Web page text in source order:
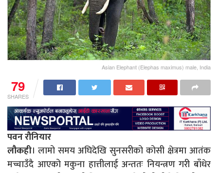
Asian Elephant (Elephas maximus) male, India
79
SHARES
पवन रौनियार
लौकही। लामो समय अघिदेखि सुनसरीको कोसी क्षेत्रमा आतंक
मच्चाउँदै आएको मकुना हात्तीलाई अन्ततः नियन्त्रण गरी बाँधेर